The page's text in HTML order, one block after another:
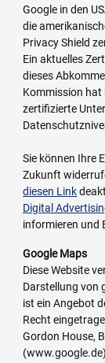
Google in den
die
Privacy Shield
Ein aktuelles
dieses
Kommission hat
zertifizierte
Sie können Ihre
Zukunft
diesen Link
Digital
informieren und
Google Maps
Diese Website
Darstellung von
ist ein Angebot
Recht
Gordon House,